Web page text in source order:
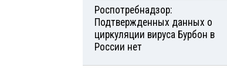
Роспотребнадзор:
Подтвержденных данных о
циркуляции вируса Бурбон в
России нет